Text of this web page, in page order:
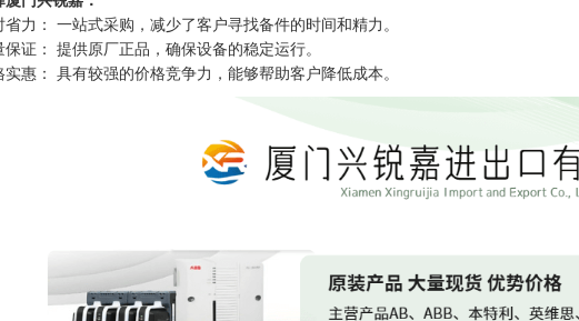
省力： 一站式采购，减少了客户寻找备件的时间和精力。
保证： 提供原厂正品，确保设备的稳定运行。
实惠： 具有较强的价格竞争力，能够帮助客户降低成本。